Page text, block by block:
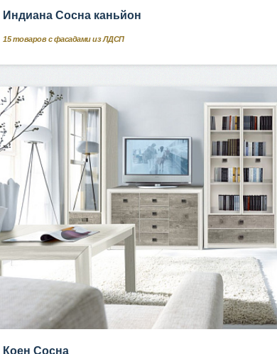
Индиана Сосна каньйон
15 товаров с фасадами из ЛДСП
Коен Сосна